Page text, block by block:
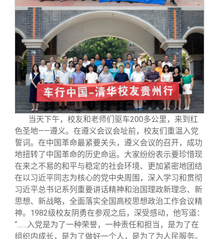
当天下午，校友和老师们驱车200多公里，来到红
色圣地——遵义。在遵义会议会址前，校友们重温入党
誓词。在中国革命最紧要关头，遵义会议的召开，成功
地扭转了中国革命的历史命运。大家纷纷表示要珍惜现
在来之不易的和平与稳定的社会环境、更加紧密地团结
在以习近平同志为核心的党中央周围，深入学习和贯彻
习近平总书记系列重要讲话精神和治国理政新理念、新
思想、新战略，全面落实全国高校思想政治工作会议精
神。1982级校友阴勇在参观之后，深受感动，他写道：
“……入党是为了一种荣誉，一种责任和担当，是为了在
组织内成长，是为了做好一个人，是为了为人民服务。